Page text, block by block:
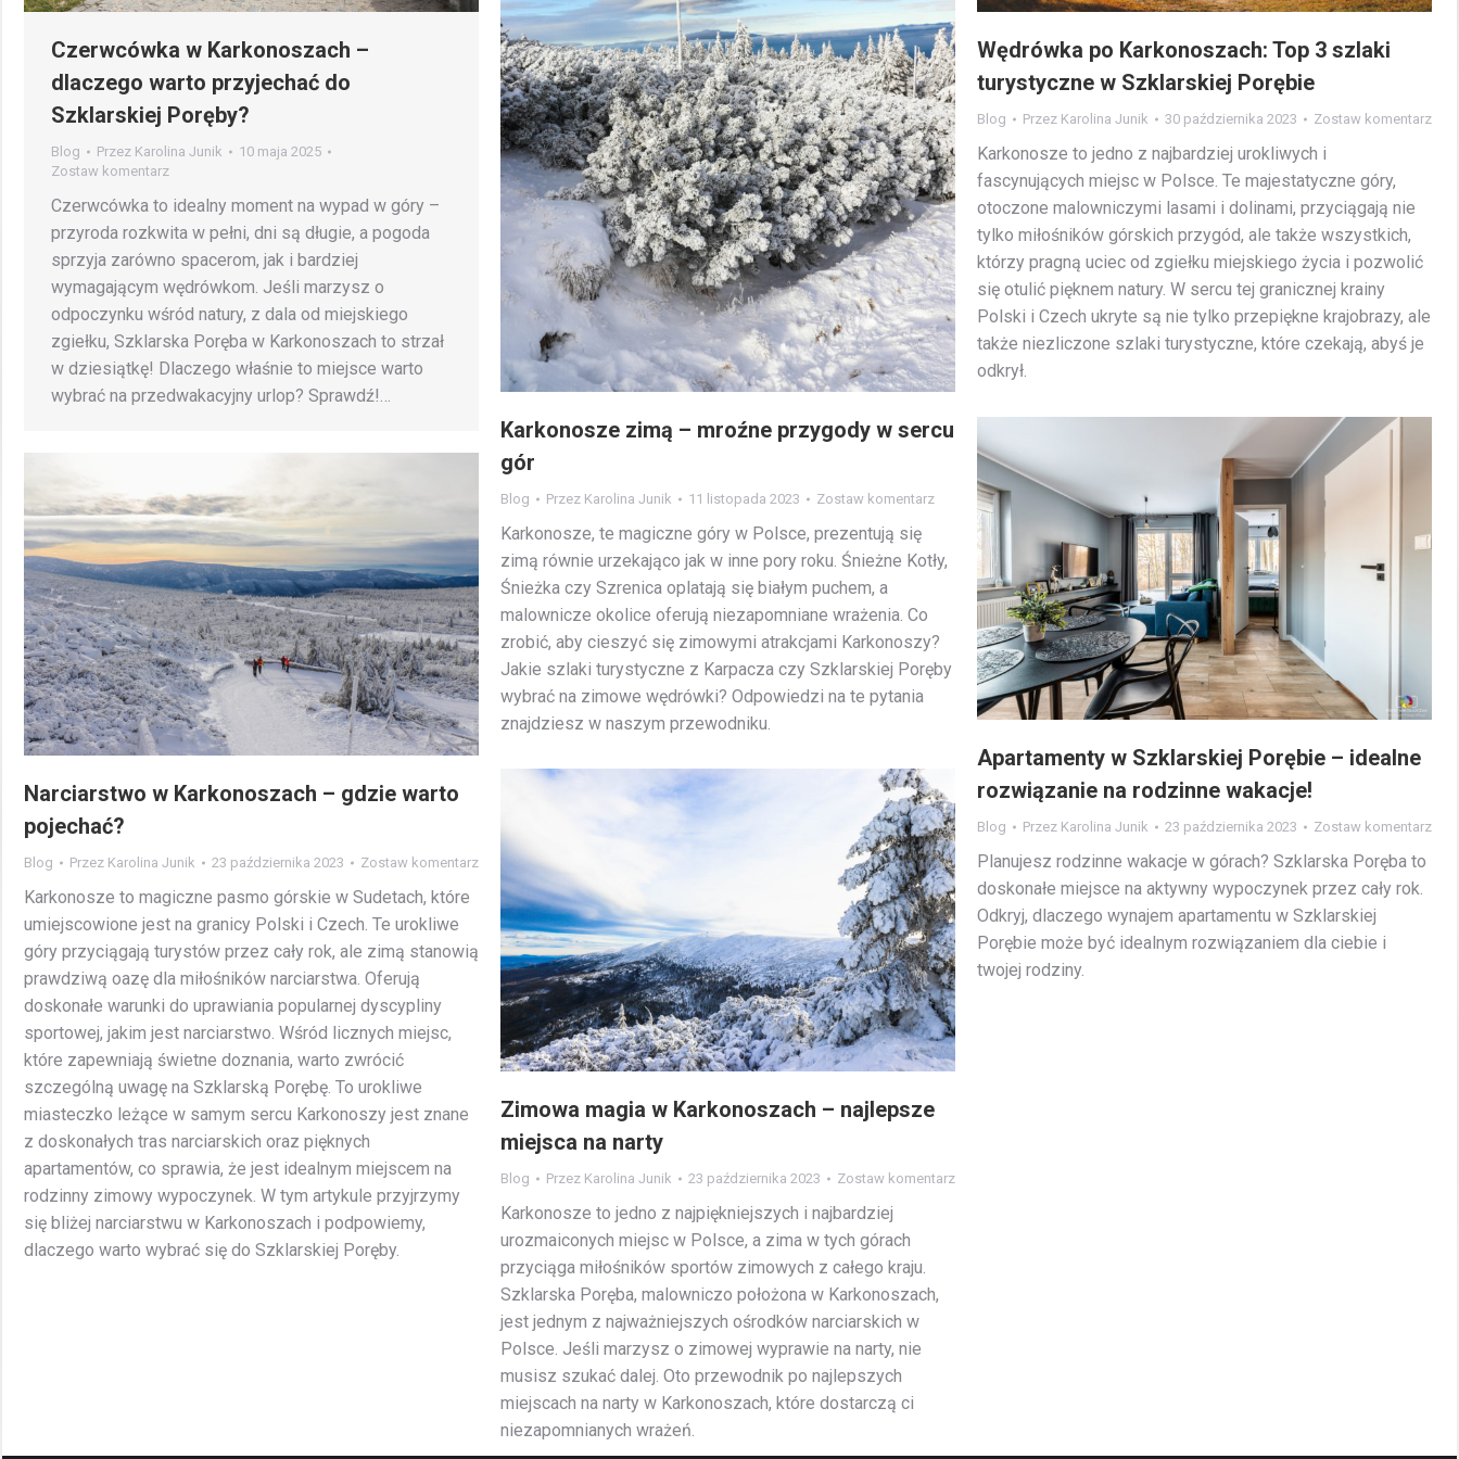
Czerwcówka w Karkonoszach –
dlaczego warto przyjechać do
Szklarskiej Poręby?
Blog Przez Karolina Junik
10 maja 2025
Zostaw komentarz
Czerwcówka to idealny moment na wypad w góry –
przyroda rozkwita w pełni, dni są długie, a pogoda
sprzyja zarówno spacerom, jak i bardziej
wymagającym wędrówkom. Jeśli marzysz o
odpoczynku wśród natury, z dala od miejskiego
zgiełku, Szklarska Poręba w Karkonoszach to strzał
w dziesiątkę! Dlaczego właśnie to miejsce warto
wybrać na przedwakacyjny urlop? Sprawdź!…
Karkonosze zimą – mroźne przygody w sercu
gór
Blog Przez Karolina Junik 11 listopada 2023 Zostaw komentarz
Karkonosze, te magiczne góry w Polsce, prezentują się
zimą równie urzekająco jak w inne pory roku. Śnieżne Kotły,
Śnieżka czy Szrenica oplatają się białym puchem, a
malownicze okolice oferują niezapomniane wrażenia. Co
zrobić, aby cieszyć się zimowymi atrakcjami Karkonoszy?
Jakie szlaki turystyczne z Karpacza czy Szklarskiej Poręby
wybrać na zimowe wędrówki? Odpowiedzi na te pytania
znajdziesz w naszym przewodniku.
Wędrówka po Karkonoszach: Top 3 szlaki
turystyczne w Szklarskiej Porębie
Blog Przez Karolina Junik 30 października 2023 Zostaw komentarz
Karkonosze to jedno z najbardziej urokliwych i
fascynujących miejsc w Polsce. Te majestatyczne góry,
otoczone malowniczymi lasami i dolinami, przyciągają nie
tylko miłośników górskich przygód, ale także wszystkich,
którzy pragną uciec od zgiełku miejskiego życia i pozwolić
się otulić pięknem natury. W sercu tej granicznej krainy
Polski i Czech ukryte są nie tylko przepiękne krajobrazy, ale
także niezliczone szlaki turystyczne, które czekają, abyś je
odkrył.
Apartamenty w Szklarskiej Porębie – idealne
rozwiązanie na rodzinne wakacje!
Blog Przez Karolina Junik 23 października 2023 Zostaw komentarz
Planujesz rodzinne wakacje w górach? Szklarska Poręba to
doskonałe miejsce na aktywny wypoczynek przez cały rok.
Odkryj, dlaczego wynajem apartamentu w Szklarskiej
Porębie może być idealnym rozwiązaniem dla ciebie i
twojej rodziny.
Narciarstwo w Karkonoszach – gdzie warto
pojechać?
Blog Przez Karolina Junik 23 października 2023 Zostaw komentarz
Karkonosze to magiczne pasmo górskie w Sudetach, które
umiejscowione jest na granicy Polski i Czech. Te urokliwe
góry przyciągają turystów przez cały rok, ale zimą stanowią
prawdziwą oazę dla miłośników narciarstwa. Oferują
doskonałe warunki do uprawiania popularnej dyscypliny
sportowej, jakim jest narciarstwo. Wśród licznych miejsc,
które zapewniają świetne doznania, warto zwrócić
szczególną uwagę na Szklarską Porębę. To urokliwe
miasteczko leżące w samym sercu Karkonoszy jest znane
z doskonałych tras narciarskich oraz pięknych
apartamentów, co sprawia, że jest idealnym miejscem na
rodzinny zimowy wypoczynek. W tym artykule przyjrzymy
się bliżej narciarstwu w Karkonoszach i podpowiemy,
dlaczego warto wybrać się do Szklarskiej Poręby.
Zimowa magia w Karkonoszach – najlepsze
miejsca na narty
Blog Przez Karolina Junik 23 października 2023 Zostaw komentarz
Karkonosze to jedno z najpiękniejszych i najbardziej
urozmaiconych miejsc w Polsce, a zima w tych górach
przyciąga miłośników sportów zimowych z całego kraju.
Szklarska Poręba, malowniczo położona w Karkonoszach,
jest jednym z najważniejszych ośrodków narciarskich w
Polsce. Jeśli marzysz o zimowej wyprawie na narty, nie
musisz szukać dalej. Oto przewodnik po najlepszych
miejscach na narty w Karkonoszach, które dostarczą ci
niezapomnianych wrażeń.